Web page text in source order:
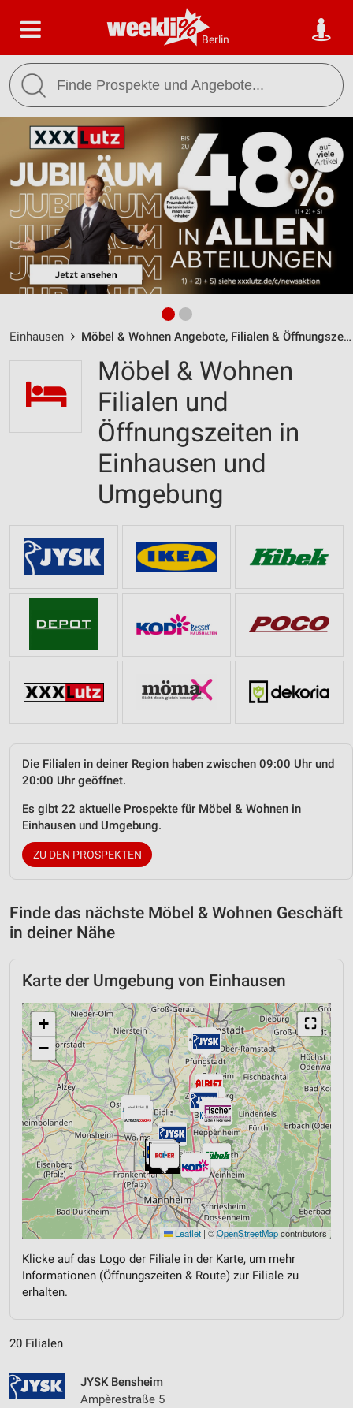
Berlin
Einhausen Möbel & Wohnen Angebote, Filialen & Öffnungszeiten
Möbel & Wohnen
Filialen und
Öffnungszeiten in
Einhausen und
Umgebung
Die Filialen in deiner Region haben zwischen 09:00 Uhr und
20:00 Uhr geöffnet.
Es gibt 22 aktuelle Prospekte für Möbel & Wohnen in
Einhausen und Umgebung.
ZU DEN PROSPEKTEN
Finde das nächste Möbel & Wohnen Geschäft
in deiner Nähe
Karte der Umgebung von Einhausen
⛶
+
−
Leaflet | ©OpenStreetMapcontributors
Klicke auf das Logo der Filiale in der Karte, um mehr
Informationen (Öffnungszeiten & Route) zur Filiale zu
erhalten.
20 Filialen
JYSK Bensheim
Ampèrestraße 5